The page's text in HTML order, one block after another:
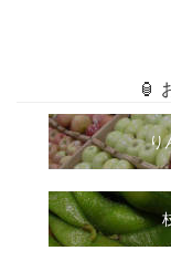
🏮
り